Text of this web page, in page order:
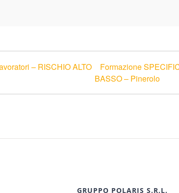
– RISCHIO ALTO
Formazione
BASSO – Pinerolo
GRUPPO POLARIS S.R.L.